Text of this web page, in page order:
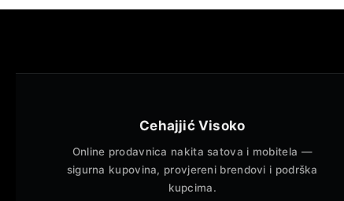
Cehajjić Visoko
Online prodavnica nakita satova i mobitela —
sigurna kupovina, provjereni brendovi i podrška
kupcima.